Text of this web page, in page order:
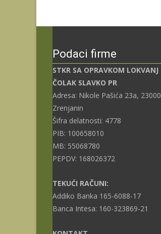
Podaci firme
STKR SA OPRAVKOM LOKVANJ
ČOLAK SLAVKO PR
Adresa: Nikole Pašića 23a, 23000
Zrenjanin
Šifra delatnosti: 4778
PIB: 100658010
MB: 55068780
PEPDV: 168026372
TEKUĆI RAČUNI:
Addiko Banka 165-6088-17
Banca Intesa: 160-323869-21